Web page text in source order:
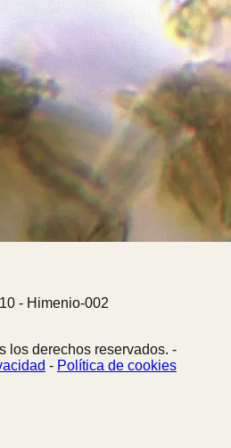
- Himenio-002
los derechos reservados. -
- Política de cookies